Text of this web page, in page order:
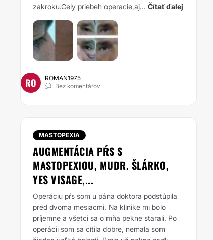
zakroku.Cely priebeh operacie,aj... Čítať ďalej
RO
ROMAN1975
Bez komentárov
MASTOPEXIA
AUGMENTÁCIA PŔS S
MASTOPEXIOU, MUDR. ŠLÁRKO,
YES VISAGE,...
Operáciu pŕs som u pána doktora podstúpila
pred dvoma mesiacmi. Na klinike mi bolo
príjemne a všetci sa o mňa pekne starali. Po
operácii som sa cítila dobre, nemala som